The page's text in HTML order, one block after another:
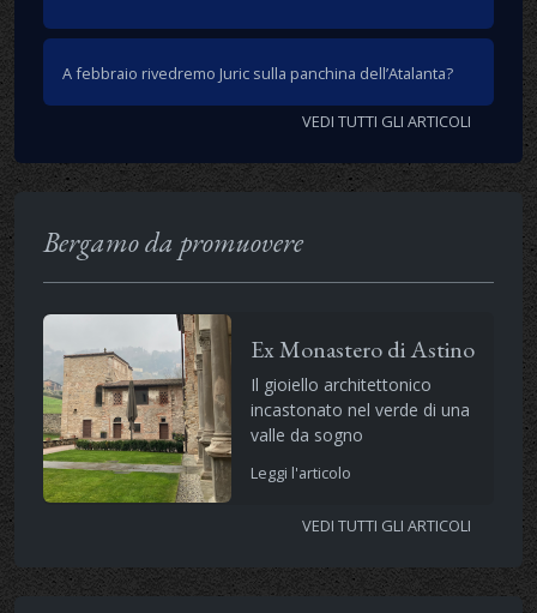
A febbraio rivedremo Juric sulla panchina dell’Atalanta?
VEDI TUTTI GLI ARTICOLI
Bergamo da promuovere
Ex Monastero di Astino
Il gioiello architettonico
incastonato nel verde di una
valle da sogno
Leggi l'articolo
VEDI TUTTI GLI ARTICOLI